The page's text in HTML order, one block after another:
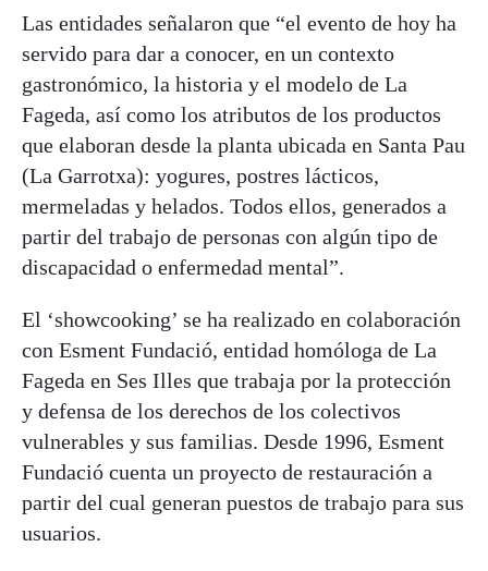
Las entidades señalaron que “el evento de hoy ha
servido para dar a conocer, en un contexto
gastronómico, la historia y el modelo de La
Fageda, así como los atributos de los productos
que elaboran desde la planta ubicada en Santa Pau
(La Garrotxa): yogures, postres lácticos,
mermeladas y helados. Todos ellos, generados a
partir del trabajo de personas con algún tipo de
discapacidad o enfermedad mental”.
El ‘showcooking’ se ha realizado en colaboración
con Esment Fundació, entidad homóloga de La
Fageda en Ses Illes que trabaja por la protección
y defensa de los derechos de los colectivos
vulnerables y sus familias. Desde 1996, Esment
Fundació cuenta un proyecto de restauración a
partir del cual generan puestos de trabajo para sus
usuarios.